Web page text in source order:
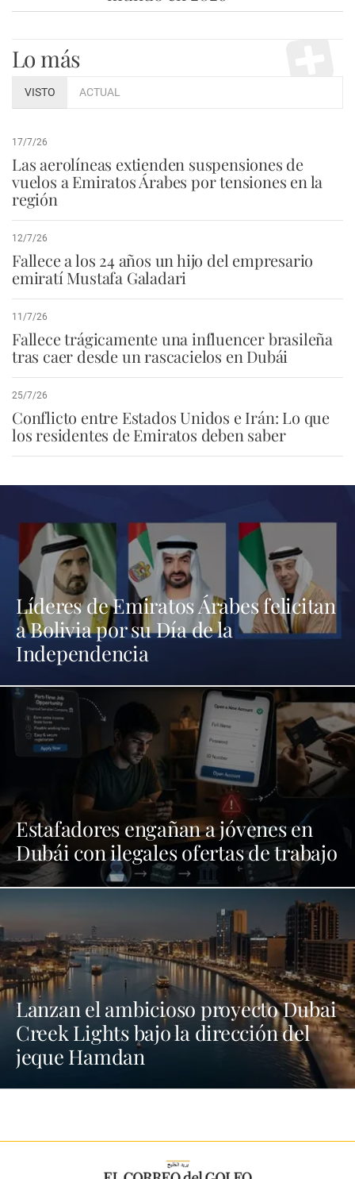
Lo más
VISTO ACTUAL
17/7/26
Las aerolíneas extienden suspensiones de
vuelos a Emiratos Árabes por tensiones en la
región
12/7/26
Fallece a los 24 años un hijo del empresario
emiratí Mustafa Galadari
11/7/26
Fallece trágicamente una influencer brasileña
tras caer desde un rascacielos en Dubái
25/7/26
Conflicto entre Estados Unidos e Irán: Lo que
los residentes de Emiratos deben saber
Líderes de Emiratos Árabes felicitan
a Bolivia por su Día de la
Independencia
Estafadores engañan a jóvenes en
Dubái con ilegales ofertas de trabajo
Lanzan el ambicioso proyecto Dubai
Creek Lights bajo la dirección del
jeque Hamdan